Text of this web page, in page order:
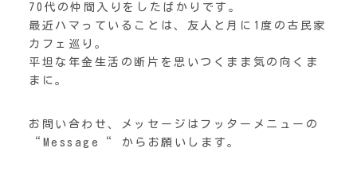
70代の仲間入りをしたばかりです。
最近ハマっていることは、友人と月に1度の古民家
カフェ巡り。
平坦な年金生活の断片を思いつくまま気の向くま
まに。
お問い合わせ、メッセージはフッターメニューの
“Message“ からお願いします。